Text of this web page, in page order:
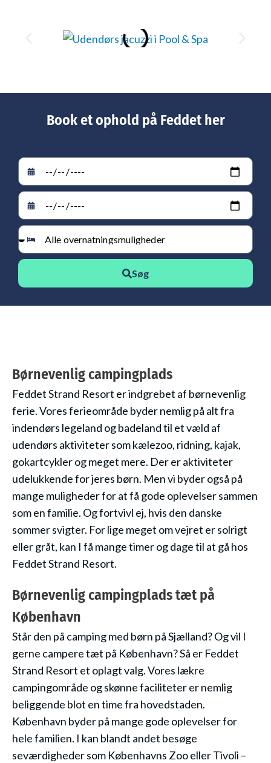
Book et ophold på Feddet her
Fra dato
Til dato
Vælg overnatning
Søg
Børnevenlig campingplads
Feddet Strand Resort er indgrebet af børnevenlig
ferie. Vores ferieområde byder nemlig på alt fra
indendørs legeland og badeland til et væld af
udendørs aktiviteter som kælezoo, ridning, kajak,
gokartcykler og meget mere. Der er aktiviteter
udelukkende for jeres børn. Men vi byder også på
mange muligheder for at få gode oplevelser sammen
som en familie. Og fortvivl ej, hvis den danske
sommer svigter. For lige meget om vejret er solrigt
eller gråt, kan I få mange timer og dage til at gå hos
Feddet Strand Resort.
Børnevenlig campingplads tæt på
København
Står den på camping med børn på Sjælland? Og vil I
gerne campere tæt på København? Så er Feddet
Strand Resort et oplagt valg. Vores lækre
campingområde og skønne faciliteter er nemlig
beliggende blot en time fra hovedstaden.
København byder på mange gode oplevelser for
hele familien. I kan blandt andet besøge
seværdigheder som Københavns Zoo eller Tivoli –